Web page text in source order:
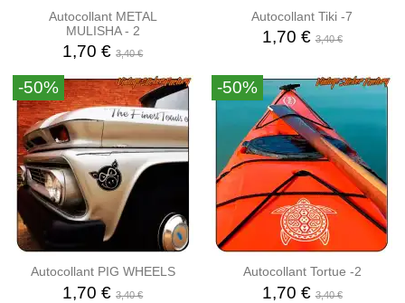
Autocollant METAL
MULISHA - 2
1,70 €3,40 €
Autocollant Tiki -7
1,70 €3,40 €
-50%
Autocollant PIG WHEELS
1,70 €3,40 €
-50%
Autocollant Tortue -2
1,70 €3,40 €